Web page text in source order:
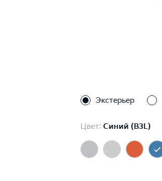
Экстерьер
Цвет: Синий (B3L)